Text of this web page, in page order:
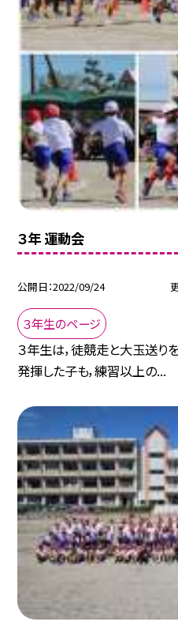
３年 運動会
公開日 2022/09/24
３年生のページ
３年生は，徒競走と大玉送り
発揮した子も，練習以上の...